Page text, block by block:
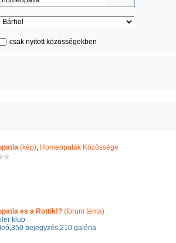
csak nyitott közösségekben
(kép), Homeopaták Közössége
es a Rottik!? (fórum téma)
klub
,350 bejegyzés,210 galéria